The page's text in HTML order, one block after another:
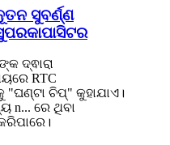
ସୁବର୍ଣ୍ଣ
ଦ୍ଵାରା
RTC
ଚିପ୍" କୁହାଯାଏ।
n... ରେ ଥିବା